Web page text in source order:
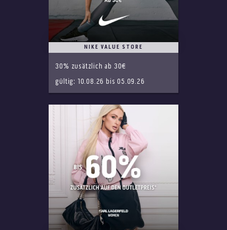
NIKE VALUE STORE
30% zusätzlich ab 30€
gültig: 10.08.26 bis 05.09.26